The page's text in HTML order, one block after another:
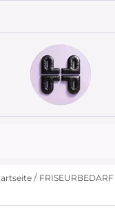
FRISEURBEDARF